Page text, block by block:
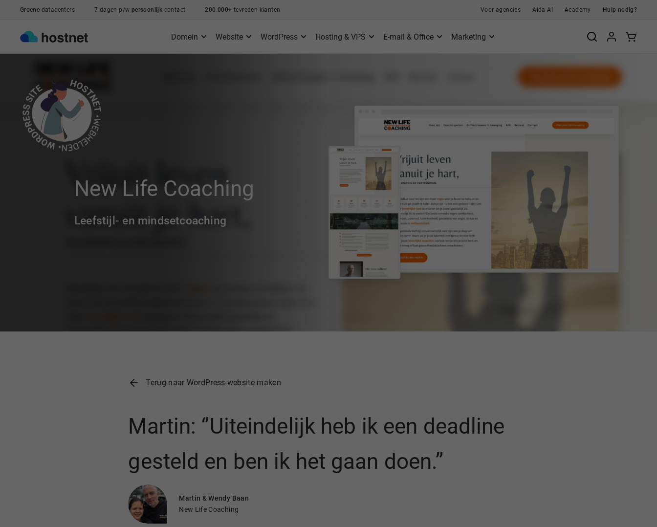
Ga naar de hoofdinhoud
Groene datacenters 7 dagen p/w persoonlijk contact 200.000+ tevreden klanten Voor agencies Aida AI Academy Hulp nodig?
Domein Website WordPress Hosting & VPS E-mail & Office Marketing
New Life Coaching
Leefstijl- en mindsetcoaching
Terug naar WordPress-website maken
Martin: ‘’Uiteindelijk heb ik een deadline
gesteld en ben ik het gaan doen.’’
Martin & Wendy Baan
New Life Coaching